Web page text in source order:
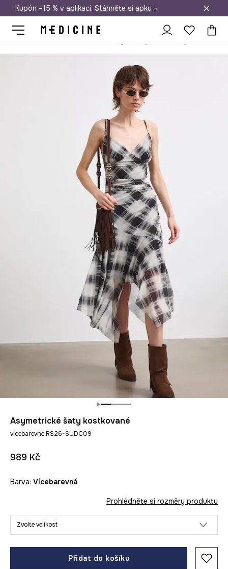
Doprava zdarma při nákupu nad 1 200 Kč
Kupón –15 % v aplikaci. Stáhněte si apku »
Asymetrické šaty kostkované
vícebarevné RS26-SUDC09
989 Kč
Barva: vícebarevná
Prohlédněte si rozměry produktu
Zvolte velikost
Přidat do košíku